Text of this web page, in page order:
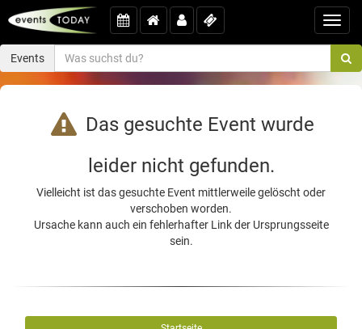
Events
Das gesuchte Event wurde
leider nicht gefunden.
Vielleicht ist das gesuchte Event mittlerweile gelöscht oder
verschoben worden.
Ursache kann auch ein fehlerhafter Link der Ursprungsseite
sein.